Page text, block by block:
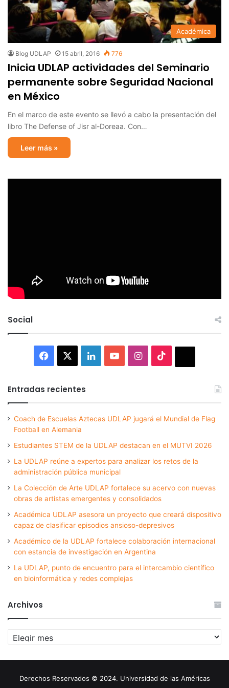
Académica
Blog UDLAP 15 abril, 2016 776
Inicia UDLAP actividades del Seminario
permanente sobre Seguridad Nacional
en México
En el marco de este evento se llevó a cabo la presentación del
libro The Defense of Jisr al-Doreaa. Con…
Leer más »
Social
Facebook LinkedInYouTubeInstagram
Entradas recientes
Coach de Escuelas Aztecas UDLAP jugará el Mundial de Flag
Football en Alemania
Estudiantes STEM de la UDLAP destacan en el MUTVI 2026
La UDLAP reúne a expertos para analizar los retos de la
administración pública municipal
La Colección de Arte UDLAP fortalece su acervo con nuevas
obras de artistas emergentes y consolidados
Académica UDLAP asesora un proyecto que creará dispositivo
capaz de clasificar episodios ansioso-depresivos
Académico de la UDLAP fortalece colaboración internacional
con estancia de investigación en Argentina
La UDLAP, punto de encuentro para el intercambio científico
en bioinformática y redes complejas
Archivos
Archivos
Derechos Reservados © 2024. Universidad de las Américas